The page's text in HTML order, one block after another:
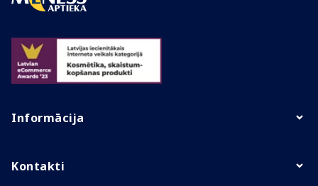
Informācija
Kontakti